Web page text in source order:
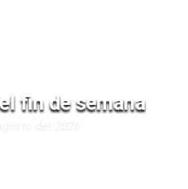
fin de semana